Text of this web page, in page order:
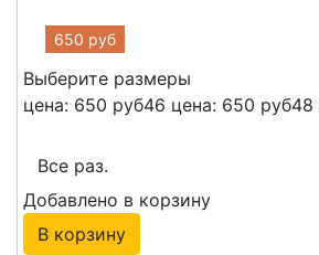
650 руб
Выберите размеры
цена: 650 руб46 цена: 650 руб48
Все раз.
Добавлено в корзину
В корзину